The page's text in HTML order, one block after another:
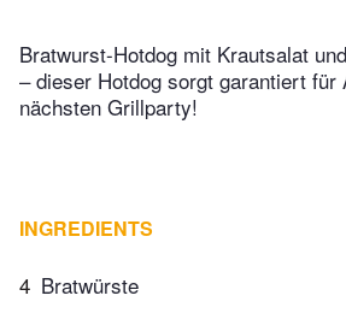
Bratwurst-Hotdog mit Krautsalat
– dieser Hotdog sorgt garantiert für
nächsten Grillparty!
INGREDIENTS
4 Bratwürste